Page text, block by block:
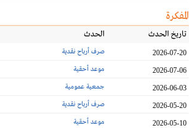
المفكرة
تاريخ الحدث الحدث
2026-07-20 صرف أرباح نقدية
2026-07-06 موعد أحقية
2026-06-03 جمعية عمومية
2026-05-20 صرف أرباح نقدية
2026-05-10 موعد أحقية